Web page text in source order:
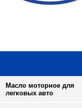
Масло моторное для
легковых авто